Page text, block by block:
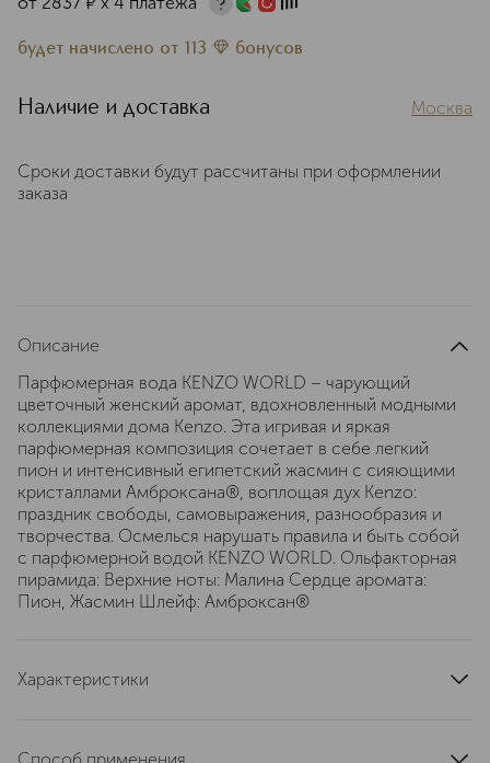
будет начислено от 113 бонусов
Наличие и доставка Москва
Сроки доставки будут рассчитаны при оформлении
заказа
Описание
Парфюмерная вода KENZO WORLD – чарующий
цветочный женский аромат, вдохновленный модными
коллекциями дома Kenzo. Эта игривая и яркая
парфюмерная композиция сочетает в себе легкий
пион и интенсивный египетский жасмин с сияющими
кристаллами Амброксана®, воплощая дух Kenzo:
праздник свободы, самовыражения, разнообразия и
творчества. Осмелься нарушать правила и быть собой
с парфюмерной водой KENZO WORLD. Ольфакторная
пирамида: Верхние ноты: Малина Сердце аромата:
Пион, Жасмин Шлейф: Амброксан®
Характеристики
тип продукта